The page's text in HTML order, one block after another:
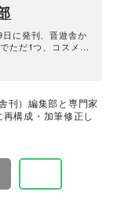
に発刊、晋遊舎か
ただ1つ、コスメを
テストする女性誌
事なく、編集部と
刊）編集部と専門家
構成・加筆修正し